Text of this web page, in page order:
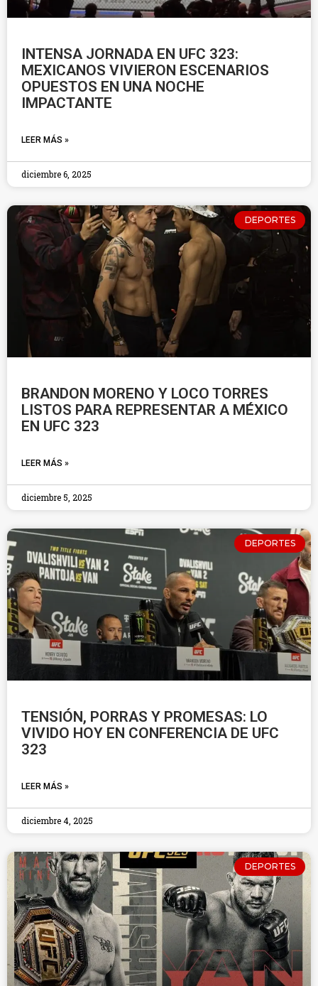
INTENSA JORNADA EN UFC 323:
MEXICANOS VIVIERON ESCENARIOS
OPUESTOS EN UNA NOCHE
IMPACTANTE
LEER MÁS »
diciembre 6, 2025
DEPORTES
BRANDON MORENO Y LOCO TORRES
LISTOS PARA REPRESENTAR A MÉXICO
EN UFC 323
LEER MÁS »
diciembre 5, 2025
DEPORTES
TENSIÓN, PORRAS Y PROMESAS: LO
VIVIDO HOY EN CONFERENCIA DE UFC
323
LEER MÁS »
diciembre 4, 2025
DEPORTES